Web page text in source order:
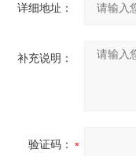
详细地址：
补充说明：
验证码：